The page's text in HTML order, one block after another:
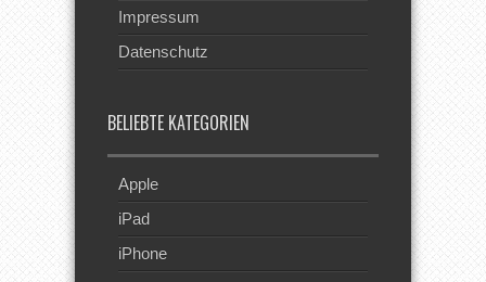
Impressum
Datenschutz
BELIEBTE KATEGORIEN
Apple
iPad
iPhone